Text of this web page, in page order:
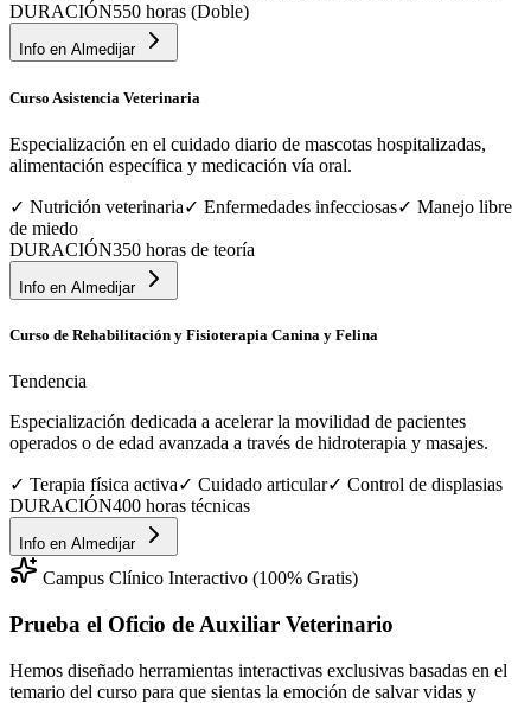
DURACIÓN550 horas (Doble)
Info en Almedijar
Curso Asistencia Veterinaria
Especialización en el cuidado diario de mascotas hospitalizadas,
alimentación específica y medicación vía oral.
✓ Nutrición veterinaria✓ Enfermedades infecciosas✓ Manejo libre
de miedo
DURACIÓN350 horas de teoría
Info en Almedijar
Curso de Rehabilitación y Fisioterapia Canina y Felina
Tendencia
Especialización dedicada a acelerar la movilidad de pacientes
operados o de edad avanzada a través de hidroterapia y masajes.
✓ Terapia física activa✓ Cuidado articular✓ Control de displasias
DURACIÓN400 horas técnicas
Info en Almedijar
Campus Clínico Interactivo (100% Gratis)
Prueba el Oficio de Auxiliar Veterinario
Hemos diseñado herramientas interactivas exclusivas basadas en el
temario del curso para que sientas la emoción de salvar vidas y